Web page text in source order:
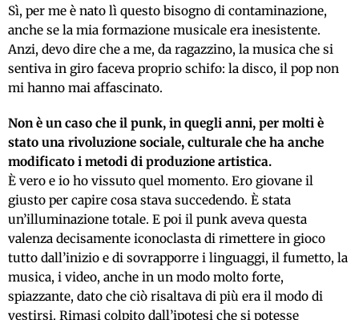
Sì, per me è nato lì questo bisogno di contaminazione,
anche se la mia formazione musicale era inesistente.
Anzi, devo dire che a me, da ragazzino, la musica che si
sentiva in giro faceva proprio schifo: la disco, il pop non
mi hanno mai affascinato.
Non è un caso che il punk, in quegli anni, per molti è
stato una rivoluzione sociale, culturale che ha anche
modificato i metodi di produzione artistica.
È vero e io ho vissuto quel momento. Ero giovane il
giusto per capire cosa stava succedendo. È stata
un’illuminazione totale. E poi il punk aveva questa
valenza decisamente iconoclasta di rimettere in gioco
tutto dall’inizio e di sovrapporre i linguaggi, il fumetto, la
musica, i video, anche in un modo molto forte,
spiazzante, dato che ciò risaltava di più era il modo di
vestirsi. Rimasi colpito dall’ipotesi che si potesse